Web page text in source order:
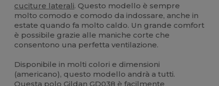
cuciture laterali. Questo modello è sempre
molto comodo e comodo da indossare, anche in
estate quando fa molto caldo. Un grande comfort
è possibile grazie alle maniche corte che
consentono una perfetta ventilazione.
Disponibile in molti colori e dimensioni
(americano), questo modello andrà a tutti.
Questa polo Gildan GD038 è facilmente